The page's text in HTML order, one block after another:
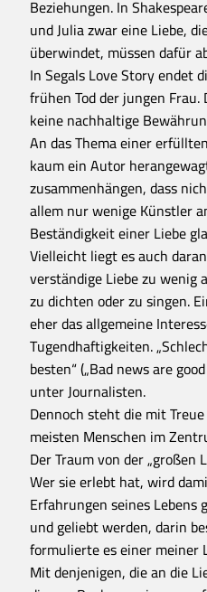
Beziehungen. In
und Julia zwar eine Liebe,
überwindet, müssen dafür
In Segals Love Story endet
frühen Tod der jungen
keine nachhaltige
An das Thema einer
kaum ein Autor
zusammenhängen, dass
allem nur wenige Künstler
Beständigkeit einer Liebe
Vielleicht liegt es auch
verständige Liebe zu wenig
zu dichten oder zu singen.
eher das allgemeine
Tugendhaftigkeiten.
besten“ („Bad news are
unter Journalisten.
Dennoch steht die mit
meisten Menschen im
Der Traum von der
Wer sie erlebt hat, wird
Erfahrungen seines Lebens
und geliebt werden, darin
formulierte es einer meiner
Mit denjenigen, die an die